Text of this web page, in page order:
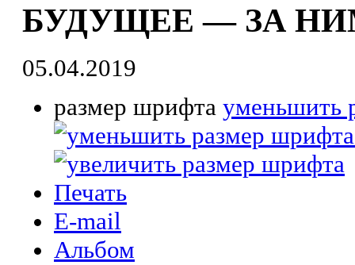
БУДУЩЕЕ — ЗА
05.04.2019
размер шрифта уменьшить
Печать
E-mail
Альбом